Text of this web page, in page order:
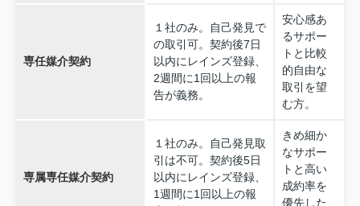
専任媒介契約
１社のみ。自己発見で
の取引可。契約後7日
以内にレインズ登録、
2週間に1回以上の報
告が義務。
安心感あ
るサポー
トと比較
的自由な
取引を望
む方。
専属専任媒介契約
１社のみ。自己発見取
引は不可。契約後5日
以内にレインズ登録、
1週間に1回以上の報
きめ細か
なサポー
トと高い
成約率を
優先した